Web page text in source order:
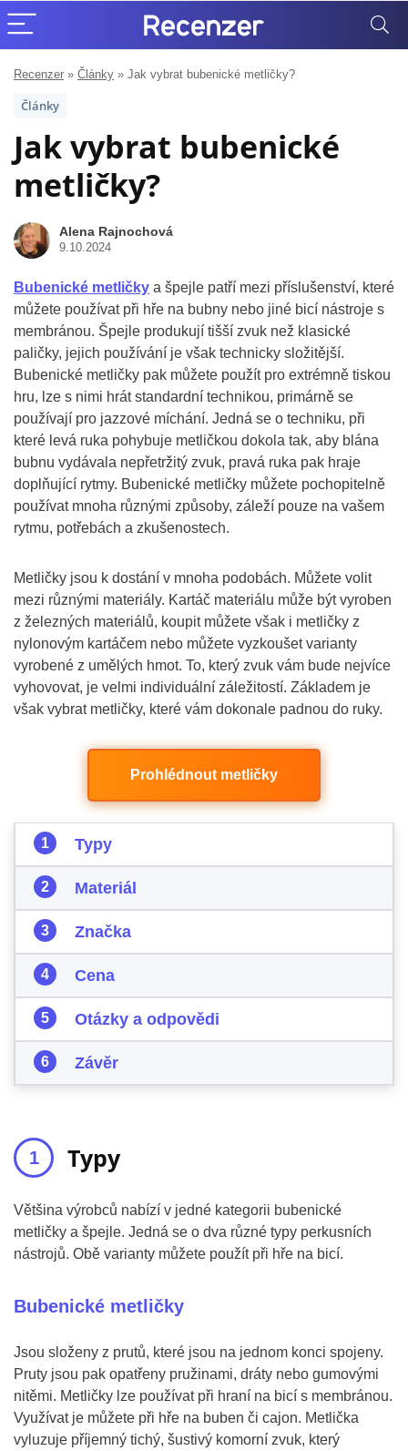
Recenzer » Články » Jak vybrat bubenické metličky?
Články
Jak vybrat bubenické
metličky?
Alena Rajnochová
9.10.2024
Bubenické metličky a špejle patří mezi příslušenství, které
můžete používat při hře na bubny nebo jiné bicí nástroje s
membránou. Špejle produkují tišší zvuk než klasické
paličky, jejich používání je však technicky složitější.
Bubenické metličky pak můžete použít pro extrémně tiskou
hru, lze s nimi hrát standardní technikou, primárně se
používají pro jazzové míchání. Jedná se o techniku, při
které levá ruka pohybuje metličkou dokola tak, aby blána
bubnu vydávala nepřetržitý zvuk, pravá ruka pak hraje
doplňující rytmy. Bubenické metličky můžete pochopitelně
používat mnoha různými způsoby, záleží pouze na vašem
rytmu, potřebách a zkušenostech.
Metličky jsou k dostání v mnoha podobách. Můžete volit
mezi různými materiály. Kartáč materiálu může být vyroben
z železných materiálů, koupit můžete však i metličky z
nylonovým kartáčem nebo můžete vyzkoušet varianty
vyrobené z umělých hmot. To, který zvuk vám bude nejvíce
vyhovovat, je velmi individuální záležitostí. Základem je
však vybrat metličky, které vám dokonale padnou do ruky.
Prohlédnout metličky
Typy
Materiál
Značka
Cena
Otázky a odpovědi
Závěr
Typy
Většina výrobců nabízí v jedné kategorii bubenické
metličky a špejle. Jedná se o dva různé typy perkusních
nástrojů. Obě varianty můžete použít při hře na bicí.
Bubenické metličky
Jsou složeny z prutů, které jsou na jednom konci spojeny.
Pruty jsou pak opatřeny pružinami, dráty nebo gumovými
nitěmi. Metličky lze používat při hraní na bicí s membránou.
Využívat je můžete při hře na buben či cajon. Metlička
vyluzuje příjemný tichý, šustivý komorní zvuk, který